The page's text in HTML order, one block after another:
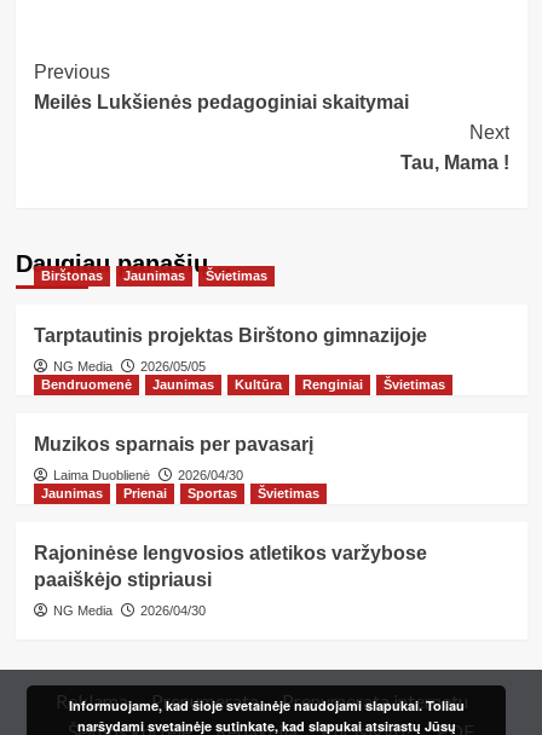
Post
Navigation
Previous
Meilės Lukšienės pedagoginiai skaitymai
Next
Tau, Mama !
Daugiau panašių…
Birštonas Jaunimas Švietimas
Tarptautinis projektas Birštono gimnazijoje
NG Media
2026/05/05
Bendruomenė
Jaunimas Kultūra Renginiai Švietimas
Muzikos sparnais per pavasarį
Laima Duoblienė
2026/04/30
Jaunimas
Prienai Sportas Švietimas
Rajoninėse lengvosios atletikos varžybose
paaiškėjo stipriausi
NG Media 2026/04/30
Reklama Prenumerata
Prenumerata internetu
Informuojame, kad šioje svetainėje naudojami slapukai. Toliau
naršydami svetainėje sutinkate, kad slapukai atsirastų Jūsų